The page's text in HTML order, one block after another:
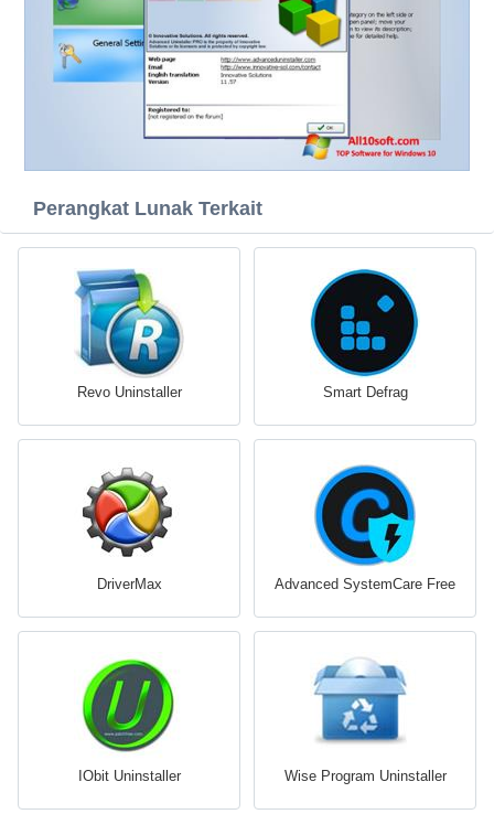
Perangkat Lunak Terkait
Revo Uninstaller Smart Defrag
DriverMax Advanced SystemCare Free
IObit Uninstaller Wise Program Uninstaller